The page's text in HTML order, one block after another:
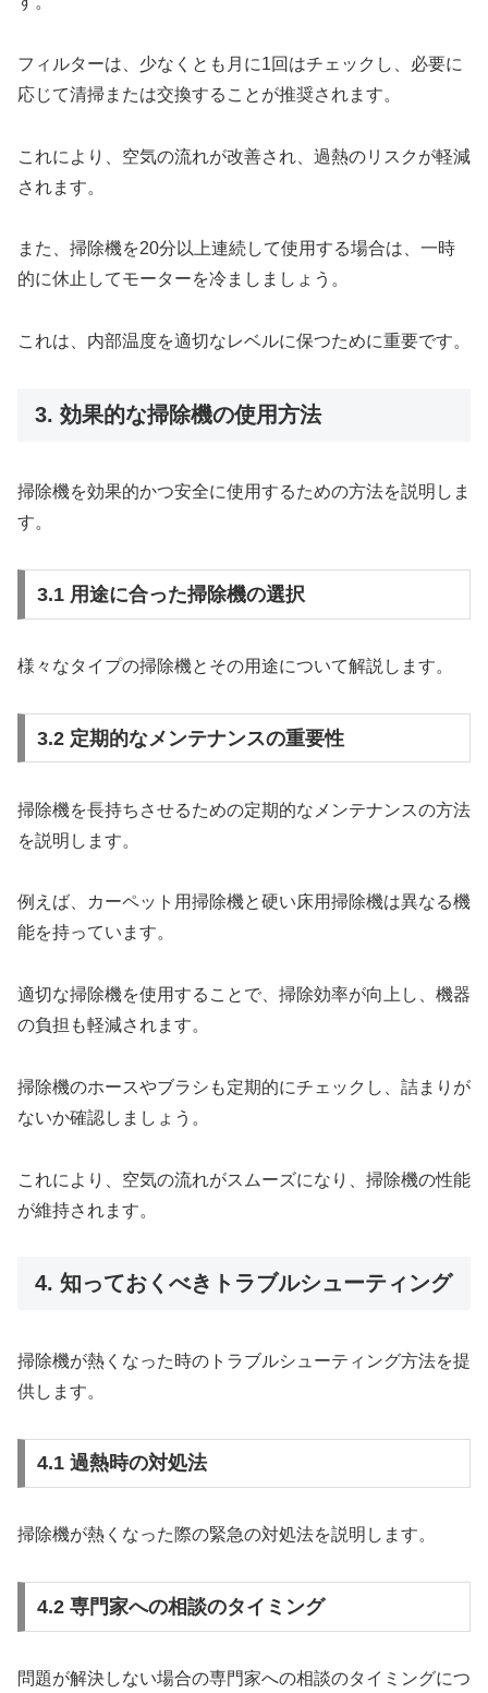
フィルターは、少なくとも月に1回はチェックし、必要に
応じて清掃または交換することが推奨されます。
これにより、空気の流れが改善され、過熱のリスクが軽減
されます。
また、掃除機を20分以上連続して使用する場合は、一時
的に休止してモーターを冷ましましょう。
これは、内部温度を適切なレベルに保つために重要です。
3. 効果的な掃除機の使用方法
掃除機を効果的かつ安全に使用するための方法を説明しま
す。
3.1 用途に合った掃除機の選択
様々なタイプの掃除機とその用途について解説します。
3.2 定期的なメンテナンスの重要性
掃除機を長持ちさせるための定期的なメンテナンスの方法
を説明します。
例えば、カーペット用掃除機と硬い床用掃除機は異なる機
能を持っています。
適切な掃除機を使用することで、掃除効率が向上し、機器
の負担も軽減されます。
掃除機のホースやブラシも定期的にチェックし、詰まりが
ないか確認しましょう。
これにより、空気の流れがスムーズになり、掃除機の性能
が維持されます。
4. 知っておくべきトラブルシューティング
掃除機が熱くなった時のトラブルシューティング方法を提
供します。
4.1 過熱時の対処法
掃除機が熱くなった際の緊急の対処法を説明します。
4.2 専門家への相談のタイミング
問題が解決しない場合の専門家への相談のタイミングにつ